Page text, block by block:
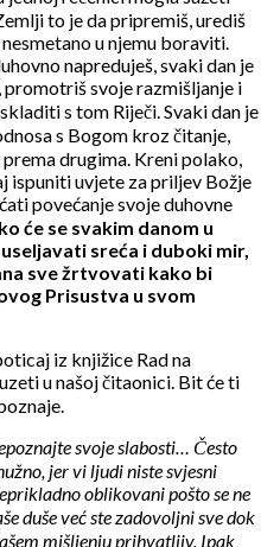
to je da pripremiš, urediš
u njemu boraviti.
napreduješ, svaki dan je
promotriš svoje razmišljanje i
s tom Riječi. Svaki dan je
s Bogom kroz čitanje,
drugima. Kreni polako,
ispuniti uvjete za priljev Božje
povećanje svoje duhovne
će se svakim danom u
sreća i duboki mir,
sve žrtvovati kako bi
Prisustva u svom
iz knjižice Rad na
u našoj čitaonici. Bit će ti
svoje slabosti… Često
jer vi ljudi niste svjesni
oblikovani pošto se ne
duše već ste zadovoljni sve dok
mišljenju prihvatljiv. Ipak